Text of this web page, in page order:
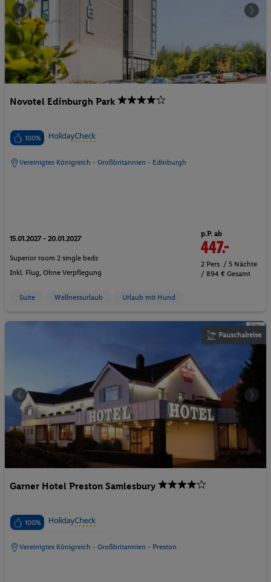
Novotel Edinburgh Park
100%
Vereinigtes Königreich - Großbritannien - Edinburgh
15.01.2027 - 20.01.2027
Superior room 2 single beds
Inkl. Flug, Ohne Verpflegung
p.P. ab
447.-
2 Pers. / 5 Nächte
/ 894 € Gesamt
Suite Wellnessurlaub Urlaub mit Hund
Pauschalreise
Garner Hotel Preston Samlesbury
100%
Vereinigtes Königreich - Großbritannien - Preston